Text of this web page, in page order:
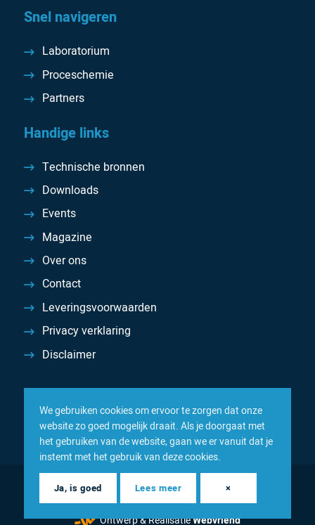
Snel navigeren
Laboratorium
Proceschemie
Partners
Handige links
Technische bronnen
Downloads
Events
Magazine
Over ons
Contact
Leveringsvoorwaarden
Privacy verklaring
Disclaimer
© 2026 Inacom — Sterk in spareparts, consumables en
componenten
Ontwerp & RealisatieWebvriend
We gebruiken cookies om ervoor te zorgen dat onze
website zo goed mogelijk draait. Als je doorgaat met
het gebruiken van de website, gaan we er vanuit dat je
instemt met het gebruik van deze cookies.
Ja, is goed Lees meer ×